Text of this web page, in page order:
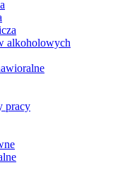
alkoholowych
pracy